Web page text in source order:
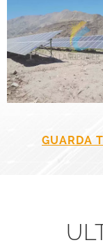
GUARDA